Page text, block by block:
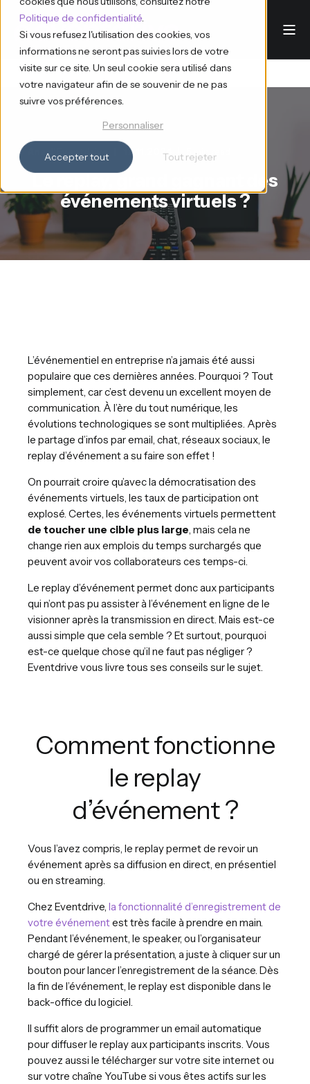
Politique de confidentialité.
Si vous refusez l'utilisation des cookies, vos
informations ne seront pas suivies lors de votre
visite sur ce site. Un seul cookie sera utilisé dans
votre navigateur afin de se souvenir de ne pas
suivre vos préférences.
Personnaliser
Accepter tout Tout rejeter
Ana d'Eventdrive 12.11.2024 5 min read
Le replay, grand gagnant des
événements virtuels ?
L’événementiel en entreprise n’a jamais été aussi
populaire que ces dernières années. Pourquoi ? Tout
simplement, car c’est devenu un excellent moyen de
communication. À l’ère du tout numérique, les
évolutions technologiques se sont multipliées. Après
le partage d’infos par email, chat, réseaux sociaux, le
replay d’événement a su faire son effet !
On pourrait croire qu’avec la démocratisation des
événements virtuels, les taux de participation ont
explosé. Certes, les événements virtuels permettent
de toucher une cible plus large , mais cela ne
change rien aux emplois du temps surchargés que
peuvent avoir vos collaborateurs ces temps-ci.
Le replay d’événement permet donc aux participants
qui n’ont pas pu assister à l’événement en ligne de le
visionner après la transmission en direct. Mais est-ce
aussi simple que cela semble ? Et surtout, pourquoi
est-ce quelque chose qu’il ne faut pas négliger ?
Eventdrive vous livre tous ses conseils sur le sujet.
Comment fonctionne
le replay
d’événement ?
Vous l’avez compris, le replay permet de revoir un
événement après sa diffusion en direct, en présentiel
ou en streaming.
Chez Eventdrive, la fonctionnalité d’enregistrement de
votre événementest très facile à prendre en main.
Pendant l’événement, le speaker, ou l’organisateur
chargé de gérer la présentation, a juste à cliquer sur un
bouton pour lancer l’enregistrement de la séance. Dès
la fin de l’événement, le replay est disponible dans le
back-office du logiciel.
Il suffit alors de programmer un email automatique
pour diffuser le replay aux participants inscrits. Vous
pouvez aussi le télécharger sur votre site internet ou
sur votre chaîne YouTube si vous êtes actifs sur les